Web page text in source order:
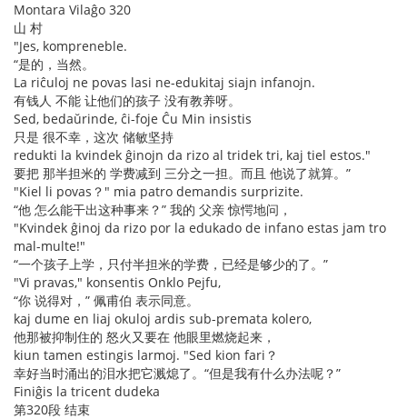
Montara Vilaĝo 320
山 村
"Jes, kompreneble.
“是的，当然。
La riĉuloj ne povas lasi ne-edukitaj siajn infanojn.
有钱人 不能 让他们的孩子 没有教养呀。
Sed, bedaŭrinde, ĉi-foje Ĉu Min insistis
只是 很不幸，这次 储敏坚持
redukti la kvindek ĝinojn da rizo al tridek tri, kaj tiel estos."
要把 那半担米的 学费减到 三分之一担。而且 他说了就算。”
"Kiel li povas？" mia patro demandis surprizite.
“他 怎么能干出这种事来？” 我的 父亲 惊愕地问，
"Kvindek ĝinoj da rizo por la edukado de infano estas jam tro
mal-multe!"
“一个孩子上学，只付半担米的学费，已经是够少的了。”
"Vi pravas," konsentis Onklo Pejfu,
“你 说得对，” 佩甫伯 表示同意。
kaj dume en liaj okuloj ardis sub-premata kolero,
他那被抑制住的 怒火又要在 他眼里燃烧起来，
kiun tamen estingis larmoj. "Sed kion fari？
幸好当时涌出的泪水把它溅熄了。“但是我有什么办法呢？”
Finiĝis la tricent dudeka
第320段 结束